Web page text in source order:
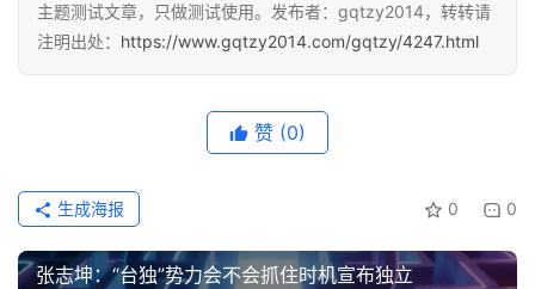
主题测试文章，只做测试使用。发布者：gqtzy2014，转转请
注明出处： https://www.gqtzy2014.com/gqtzy/4247.html
赞 (0)
0 0
生成海报
张志坤：“台独”势力会不会抓住时机宣布独立